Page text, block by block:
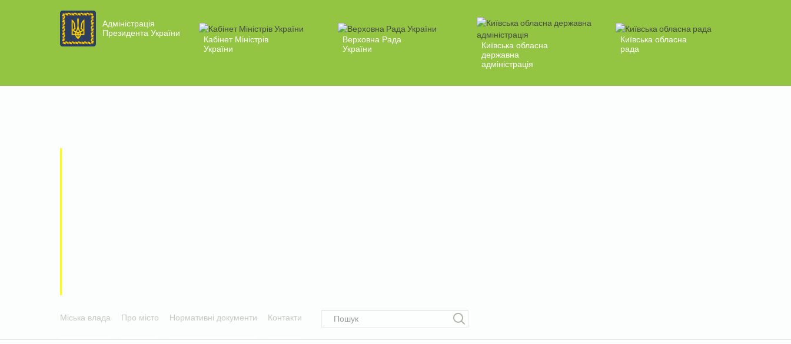
Адміністрація
Президента України
Кабінет Міністрів
України
Верховна Рада
України
Київська обласна
державна
адміністрація
Київська обласна
рада
Міська влада Про місто Нормативні документи Контакти